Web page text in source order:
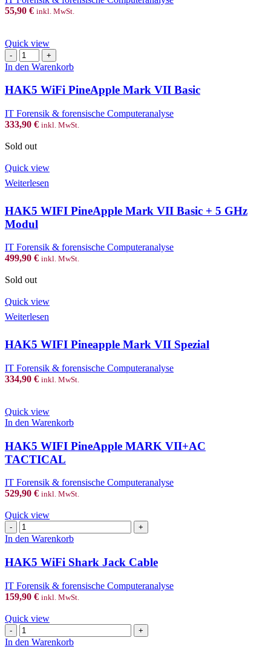
+
C
55,90 € inkl. MwSt.
Quick view
HAK5
WiFi
Mark
VII
Basic
Menge
In den Warenkorb
HAK5 WiFi PineApple Mark VII Basic
IT Forensik & forensische Computeranalyse
333,90 € inkl. MwSt.
Sold out
Quick view
Weiterlesen
HAK5 WIFI PineApple Mark VII Basic + 5 GHz
Modul
IT Forensik & forensische Computeranalyse
499,90 € inkl. MwSt.
Sold out
Quick view
Weiterlesen
HAK5 WIFI Pineapple Mark VII Spezial
IT Forensik & forensische Computeranalyse
334,90 € inkl. MwSt.
Quick view
HAK5
PineApple
MARK
VII+AC
Menge
In den Warenkorb
HAK5 WIFI PineApple MARK VII+AC
TACTICAL
IT Forensik & forensische Computeranalyse
529,90 € inkl. MwSt.
Quick view
HAK5
WiFi
Jack
Cable
In den Warenkorb
HAK5 WiFi Shark Jack Cable
IT Forensik & forensische Computeranalyse
159,90 € inkl. MwSt.
Quick view
O.MG
Kabel
In den Warenkorb